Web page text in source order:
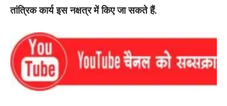
तांत्रिक कार्य इस नक्षत्र में किए जा सकते हैं.